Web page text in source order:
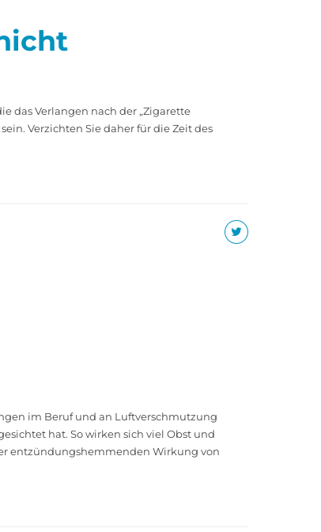
das Verlangen nach der „Zigarette
Verzichten Sie daher für die Zeit des
im Beruf und an Luftverschmutzung
hat. So wirken sich viel Obst und
entzündungshemmenden Wirkung von